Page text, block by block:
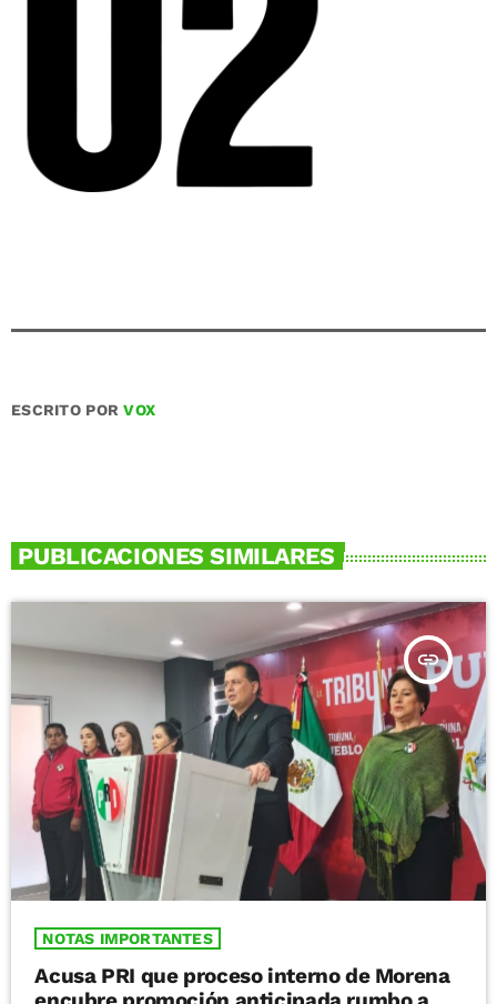
ESCRITO PORVOX
PUBLICACIONES SIMILARES
insert_link
NOTAS IMPORTANTES
Acusa PRI que proceso interno de Morena